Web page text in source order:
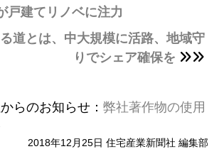
戸建てリノベに注力
道とは、中大規模に活路、地域守
りでシェア確保を
らのお知らせ： 弊社著作物の使用
2018年12月25日 住宅産業新聞社 編集部